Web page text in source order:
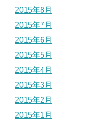
2015年8月
2015年7月
2015年6月
2015年5月
2015年4月
2015年3月
2015年2月
2015年1月